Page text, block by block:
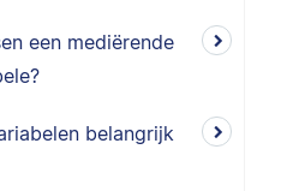
een mediërende
belangrijk